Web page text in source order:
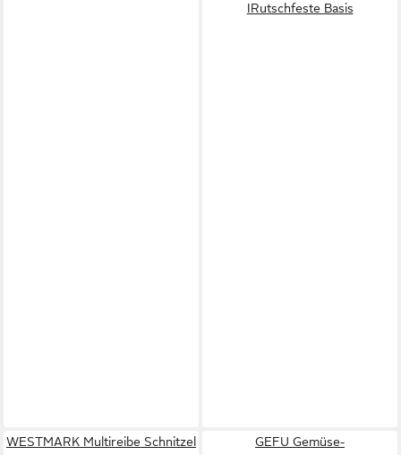
IRutschfeste Basis
WESTMARK Multireibe Schnitzel GEFU Gemüse-